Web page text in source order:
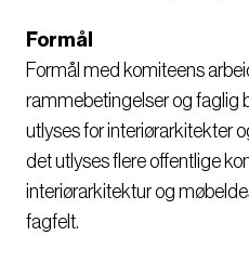
Formål
Formål med komiteens
rammebetingelser og faglig
utlyses for interiørarkitekter
det utlyses flere offentlige
interiørarkitektur og
fagfelt.